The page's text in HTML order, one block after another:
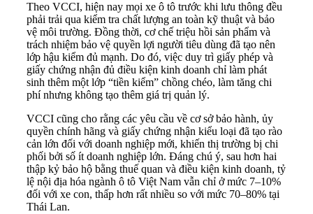
Theo VCCI, hiện nay mọi xe ô tô trước khi lưu thông đều
phải trải qua kiểm tra chất lượng an toàn kỹ thuật và bảo
vệ môi trường. Đồng thời, cơ chế triệu hồi sản phẩm và
trách nhiệm bảo vệ quyền lợi người tiêu dùng đã tạo nên
lớp hậu kiểm đủ mạnh. Do đó, việc duy trì giấy phép và
giấy chứng nhận đủ điều kiện kinh doanh chỉ làm phát
sinh thêm một lớp “tiền kiểm” chồng chéo, làm tăng chi
phí nhưng không tạo thêm giá trị quản lý.
VCCI cũng cho rằng các yêu cầu về cơ sở bảo hành, ủy
quyền chính hãng và giấy chứng nhận kiểu loại đã tạo rào
cản lớn đối với doanh nghiệp mới, khiến thị trường bị chi
phối bởi số ít doanh nghiệp lớn. Đáng chú ý, sau hơn hai
thập kỷ bảo hộ bằng thuế quan và điều kiện kinh doanh, tỷ
lệ nội địa hóa ngành ô tô Việt Nam vẫn chỉ ở mức 7–10%
đối với xe con, thấp hơn rất nhiều so với mức 70–80% tại
Thái Lan.